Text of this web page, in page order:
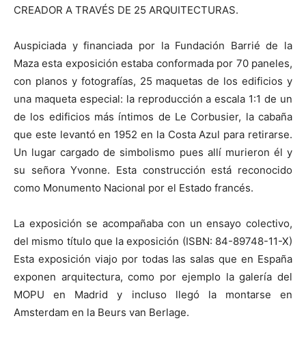
CREADOR A TRAVÉS DE 25 ARQUITECTURAS.
Auspiciada y financiada por la Fundación Barrié de la
Maza esta exposición estaba conformada por 70 paneles,
con planos y fotografías, 25 maquetas de los edificios y
una maqueta especial: la reproducción a escala 1:1 de un
de los edificios más íntimos de Le Corbusier, la cabaña
que este levantó en 1952 en la Costa Azul para retirarse.
Un lugar cargado de simbolismo pues allí murieron él y
su señora Yvonne. Esta construcción está reconocido
como Monumento Nacional por el Estado francés.
La exposición se acompañaba con un ensayo colectivo,
del mismo título que la exposición (ISBN: 84-89748-11-X)
Esta exposición viajo por todas las salas que en España
exponen arquitectura, como por ejemplo la galería del
MOPU en Madrid y incluso llegó la montarse en
Amsterdam en la Beurs van Berlage.